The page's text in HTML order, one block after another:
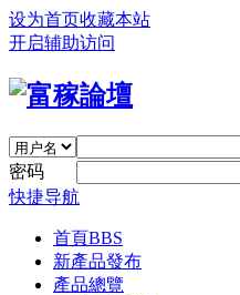
设为首页收藏本站
开启辅助访问
密码
快捷导航
首頁BBS
新產品發布
產品總覽